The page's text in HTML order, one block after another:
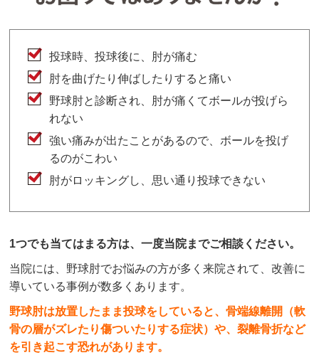
投球時、投球後に、肘が痛む
肘を曲げたり伸ばしたりすると痛い
野球肘と診断され、肘が痛くてボールが投げら
れない
強い痛みが出たことがあるので、ボールを投げ
るのがこわい
肘がロッキングし、思い通り投球できない
1つでも当てはまる方は、一度当院までご相談ください。
当院には、野球肘でお悩みの方が多く来院されて、改善に
導いている事例が数多くあります。
野球肘は放置したまま投球をしていると、骨端線離開（軟
骨の層がズレたり傷ついたりする症状）や、裂離骨折など
を引き起こす恐れがあります。